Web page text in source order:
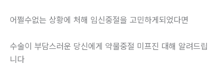
어쩔수없는 상황에 처해 임신중절을 고민하게되었다면
수술이 부담스러운 당신에게 약물중절 미프진 대해 알려드립
니다